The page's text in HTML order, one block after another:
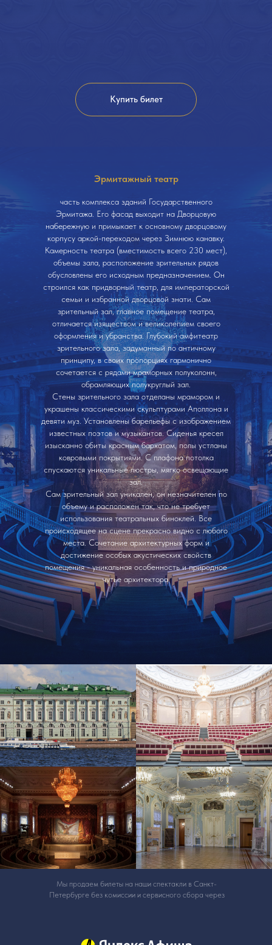
Купить билет
часть комплекса зданий Государственного
Эрмитажа. Его фасад выходит на Дворцовую
набережную и примыкает к основному дворцовому
корпусу аркой-переходом через Зимнюю канавку.
Камерность театра (вместимость всего 230 мест),
объемы зала, расположение зрительных рядов
обусловлены его исходным предназначением. Он
строился как придворный театр, для императорской
семьи и избранной дворцовой знати. Сам
зрительный зал, главное помещение театра,
отличается изяществом и великолепием своего
оформления и убранства. Глубокий амфитеатр
зрительного зала, задуманный по античному
принципу, в своих пропорциях гармонично
сочетается с рядами мраморных полуколонн,
обрамляющих полукруглый зал.
Стены зрительного зала отделаны мрамором и
украшены классическими скульптурами Аполлона и
девяти муз. Установлены барельефы с изображением
известных поэтов и музыкантов. Сиденья кресел
изысканно обиты красным бархатом, полы устланы
ковровыми покрытиями. С плафона потолка
спускаются уникальные люстры, мягко освещающие
зал.
Сам зрительный зал уникален, он незначителен по
объему и расположен так, что не требует
использования театральных биноклей. Все
происходящее на сцене прекрасно видно с любого
места. Сочетание архитектурных форм и
достижение особых акустических свойств
помещения - уникальная особенность и природное
чутье архитектора.
Эрмитажный театр
Мы продаем билеты на наши спектакли в Санкт-
Петербурге без комиссии и сервисного сбора через